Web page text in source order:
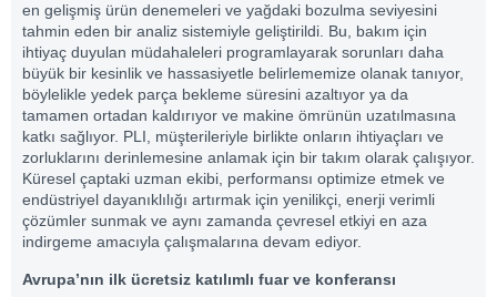
en gelişmiş ürün denemeleri ve yağdaki bozulma seviyesini
tahmin eden bir analiz sistemiyle geliştirildi. Bu, bakım için
ihtiyaç duyulan müdahaleleri programlayarak sorunları daha
büyük bir kesinlik ve hassasiyetle belirlememize olanak tanıyor,
böylelikle yedek parça bekleme süresini azaltıyor ya da
tamamen ortadan kaldırıyor ve makine ömrünün uzatılmasına
katkı sağlıyor. PLI, müşterileriyle birlikte onların ihtiyaçları ve
zorluklarını derinlemesine anlamak için bir takım olarak çalışıyor.
Küresel çaptaki uzman ekibi, performansı optimize etmek ve
endüstriyel dayanıklılığı artırmak için yenilikçi, enerji verimli
çözümler sunmak ve aynı zamanda çevresel etkiyi en aza
indirgeme amacıyla çalışmalarına devam ediyor.
Avrupa’nın ilk ücretsiz katılımlı fuar ve konferansı